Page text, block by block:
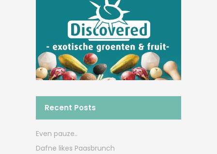
Recent Posts
Even pauze..
Dafne likes Paasbrunch